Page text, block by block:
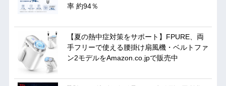
率 約94％
【夏の熱中症対策をサポート】FPURE、両
手フリーで使える腰掛け扇風機・ベルトファ
ン2モデルをAmazon.co.jpで販売中